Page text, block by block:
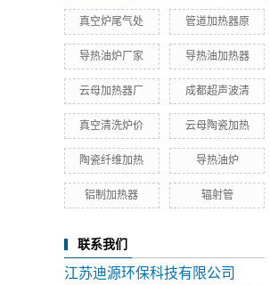
真空炉尾气处 管道加热器原
导热油炉厂家 导热油加热器
云母加热器厂 成都超声波清
真空清洗炉价 云母陶瓷加热
陶瓷纤维加热 导热油炉
铝制加热器 辐射管
联系我们
江苏迪源环保科技有限公司